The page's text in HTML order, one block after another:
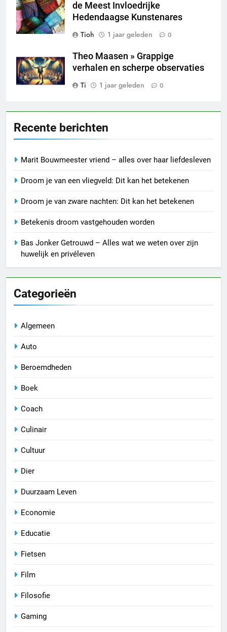
de Meest Invloedrijke
Hedendaagse Kunstenares
Tioh
1 jaar geleden 0
Theo Maasen » Grappige
verhalen en scherpe observaties
Ti
1 jaar geleden 0
Recente berichten
Marit Bouwmeester vriend – alles over haar liefdesleven
Droom je van een vliegveld: Dit kan het betekenen
Droom je van zware nachten: Dit kan het betekenen
Betekenis droom vastgehouden worden
Bas Jonker Getrouwd – Alles wat we weten over zijn
huwelijk en privéleven
Categorieën
Algemeen
Auto
Beroemdheden
Boek
Coach
Culinair
Cultuur
Dier
Duurzaam Leven
Economie
Educatie
Fietsen
Film
Filosofie
Gaming